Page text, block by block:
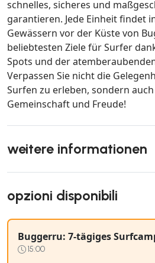
schnelles, sicheres und
garantieren. Jede Einheit findet
Gewässern vor der Küste von
beliebtesten Ziele für Surfer
Spots und der
Verpassen Sie nicht die
Surfen zu erleben, sondern
Gemeinschaft und Freude!
weitere informationen
opzioni disponibili
Buggerru: 7-tägiges
15:00